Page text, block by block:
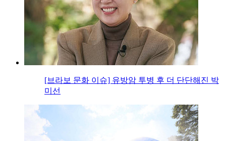
[브라보 문화 이슈] 유방암 투병 후 더 단단해진 박
미선